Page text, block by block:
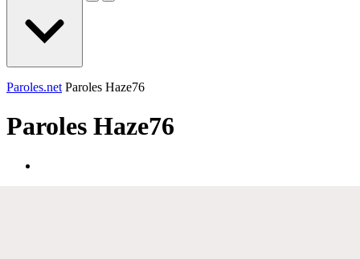
Paroles.net Paroles Haze76
Paroles Haze76